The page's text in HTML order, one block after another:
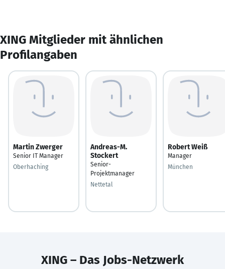
XING Mitglieder mit ähnlichen
Profilangaben
Martin Zwerger
Senior IT Manager
Oberhaching
Andreas-M.
Stockert
Senior-
Projektmanager
Nettetal
Robert Weiß
Manager
München
XING – Das Jobs-Netzwerk